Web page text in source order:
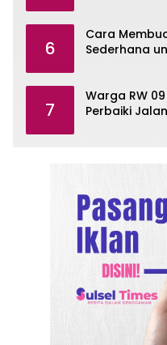
6
Cara
Sederhana
7
Warga RW
Perbaiki